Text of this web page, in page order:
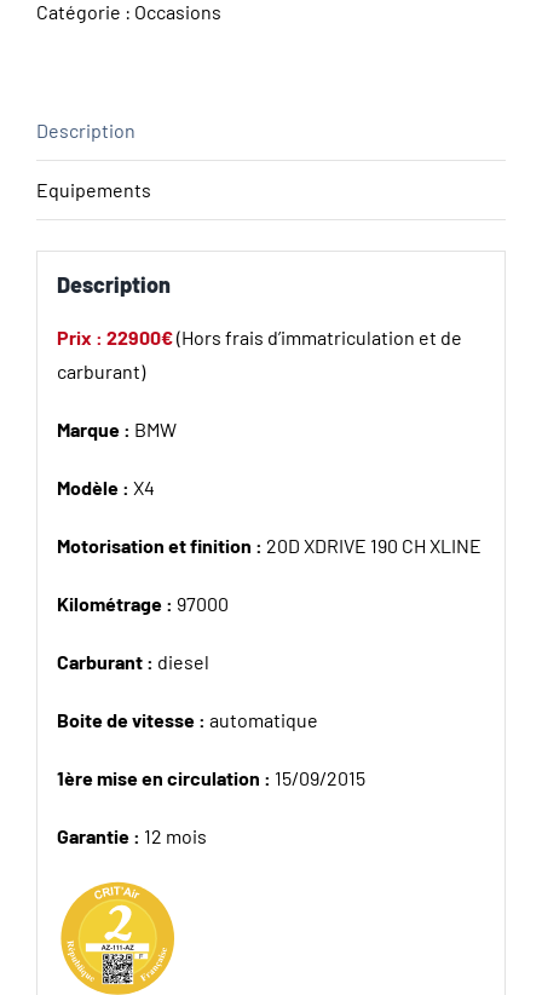
Catégorie : Occasions
Description
Equipements
Description
Prix : 22900€(Hors frais d’immatriculation et de
carburant)
Marque : BMW
Modèle : X4
Motorisation et finition : 20D XDRIVE 190 CH XLINE
Kilométrage : 97000
Carburant : diesel
Boite de vitesse : automatique
1ère mise en circulation : 15/09/2015
Garantie : 12 mois